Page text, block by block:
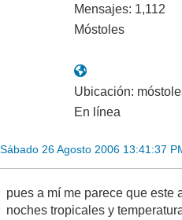
Mensajes: 1,112
Móstoles
Ubicación:
En línea
Sábado 26 Agosto 2006 13:41:37
pues a mí me parece que este
noches tropicales y